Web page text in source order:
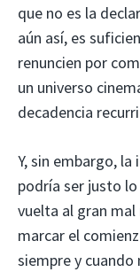
que no es la
aún así, es
renuncien por
un universo
decadencia
Y, sin embargo,
podría ser justo
vuelta al gran
marcar el
siempre y cuando